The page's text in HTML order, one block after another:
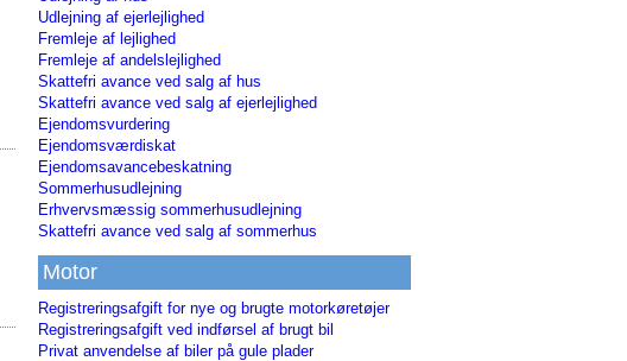
Udlejning af ejerlejlighed
Fremleje af lejlighed
Fremleje af andelslejlighed
Skattefri avance ved salg af hus
Skattefri avance ved salg af ejerlejlighed
Ejendomsvurdering
Ejendomsværdiskat
Ejendomsavancebeskatning
Sommerhusudlejning
Erhvervsmæssig sommerhusudlejning
Skattefri avance ved salg af sommerhus
Motor
Registreringsafgift for nye og brugte motorkøretøjer
Registreringsafgift ved indførsel af brugt bil
Privat anvendelse af biler på gule plader